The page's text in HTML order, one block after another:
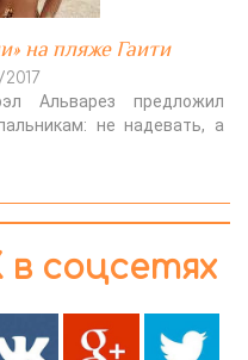
на пляже Гаити
Альварез предложил
не надевать, а
соцсетях